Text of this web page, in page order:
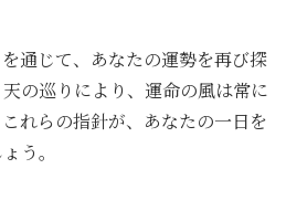
通じて、あなたの運勢を再び探
の巡りにより、運命の風は常に
れらの指針が、あなたの一日を
う。